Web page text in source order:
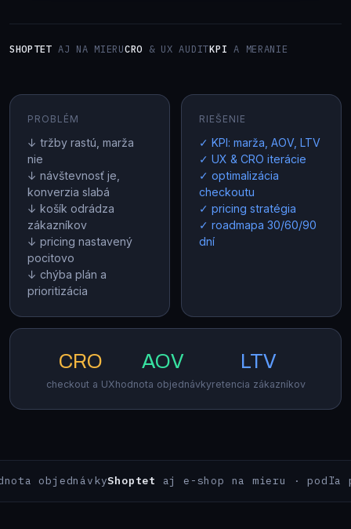
SHOPTET AJ NA MIERUCRO & UX AUDITKPI A MERANIE
PROBLÉM
↓ tržby rastú, marža
nie
↓ návštevnosť je,
konverzia slabá
↓ košík odrádza
zákazníkov
↓ pricing nastavený
pocitovo
↓ chýba plán a
prioritizácia
RIEŠENIE
✓ KPI: marža, AOV, LTV
✓ UX & CRO iterácie
✓ optimalizácia
checkoutu
✓ pricing stratégia
✓ roadmapa 30/60/90
dní
CRO
checkout a UX
AOV
hodnota objednávky
LTV
retencia zákazníkov
Shoptetaj e-shop na mieru · podľa potrieb